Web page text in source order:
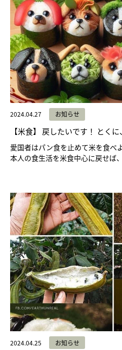
2024.04.27 お知らせ
【米食】 戻したいです！ とく
愛国者はパン食を止めて米を食べ
本人の食生活を米食中心に戻せば
2024.04.25 お知らせ